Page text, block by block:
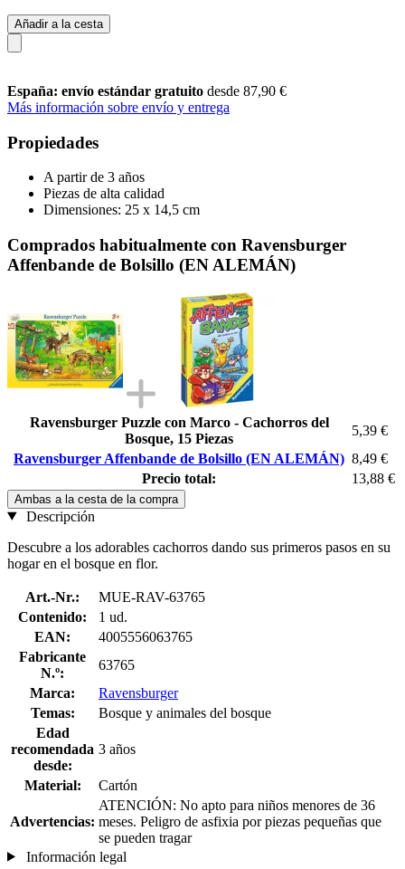
Añadir a la cesta
España: envío estándar gratuito desde 87,90 €
Más información sobre envío y entrega
Propiedades
A partir de 3 años
Piezas de alta calidad
Dimensiones: 25 x 14,5 cm
Comprados habitualmente con Ravensburger
Affenbande de Bolsillo (EN ALEMÁN)
Ravensburger Puzzle con Marco - Cachorros del
Bosque, 15 Piezas
5,39 €
Ravensburger Affenbande de Bolsillo (EN ALEMÁN) 8,49 €
Precio total:
13,88 €
Ambas a la cesta de la compra
Descripción
Descubre a los adorables cachorros dando sus primeros pasos en su
hogar en el bosque en flor.
Art.-Nr.:
MUE-RAV-63765
Contenido:
1 ud.
EAN:
4005556063765
Fabricante
N.º:
63765
Marca:
Ravensburger
Temas:
Bosque y animales del bosque
Edad
recomendada
desde:
3 años
Material: Cartón
Advertencias:
ATENCIÓN: No apto para niños menores de 36
meses. Peligro de asfixia por piezas pequeñas que
se pueden tragar
Información legal